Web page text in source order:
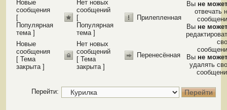
Новые
сообщения
[
Популярная
тема ]
Нет новых
сообщений
[
Популярная
тема ]
Прилепленная
Новые
сообщения
[ Тема
закрыта ]
Нет новых
сообщений
[ Тема
закрыта ]
Перенесённая
Вы не
отвечать
Вы не
Вы не
удалять
Перейти: